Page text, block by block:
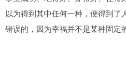
以为得到其中任何一种，便得到了
错误的，因为幸福并不是某种固定